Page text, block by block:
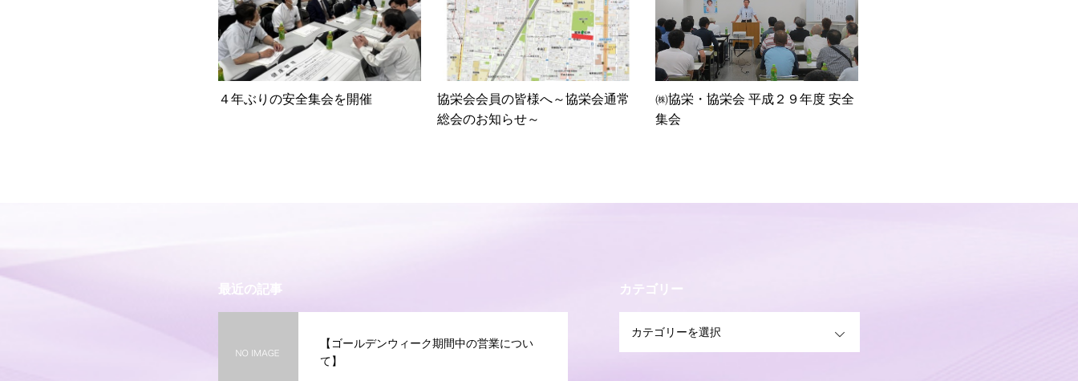
４年ぶりの安全集会を開催
協栄会会員の皆様へ～協栄会通常
総会のお知らせ～
㈱協栄・協栄会 平成２９年度 安全
集会
最近の記事
【ゴールデンウィーク期間中の営業につい
て】
カテゴリー